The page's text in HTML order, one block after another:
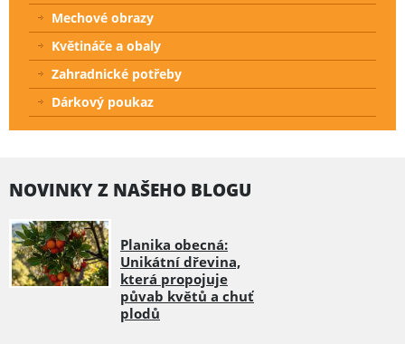
Mechové obrazy
Květináče a obaly
Zahradnické potřeby
Dárkový poukaz
NOVINKY Z NAŠEHO BLOGU
Planika obecná:
Unikátní dřevina,
která propojuje
půvab květů a chuť
plodů